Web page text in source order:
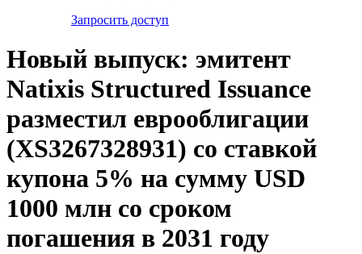
Запросить доступ
Новый выпуск: эмитент
Natixis Structured Issuance
разместил еврооблигации
(XS3267328931) со ставкой
купона 5% на сумму USD
1000 млн со сроком
погашения в 2031 году